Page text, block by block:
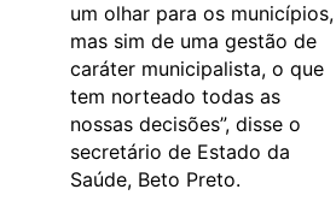
um olhar para os municípios,
mas sim de uma gestão de
caráter municipalista, o que
tem norteado todas as
nossas decisões”, disse o
secretário de Estado da
Saúde, Beto Preto.